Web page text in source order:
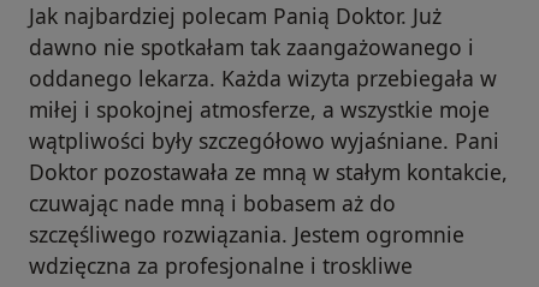
Jak najbardziej polecam Panią Doktor. Już
dawno nie spotkałam tak zaangażowanego i
oddanego lekarza. Każda wizyta przebiegała w
miłej i spokojnej atmosferze, a wszystkie moje
wątpliwości były szczegółowo wyjaśniane. Pani
Doktor pozostawała ze mną w stałym kontakcie,
czuwając nade mną i bobasem aż do
szczęśliwego rozwiązania. Jestem ogromnie
wdzięczna za profesjonalne i troskliwe